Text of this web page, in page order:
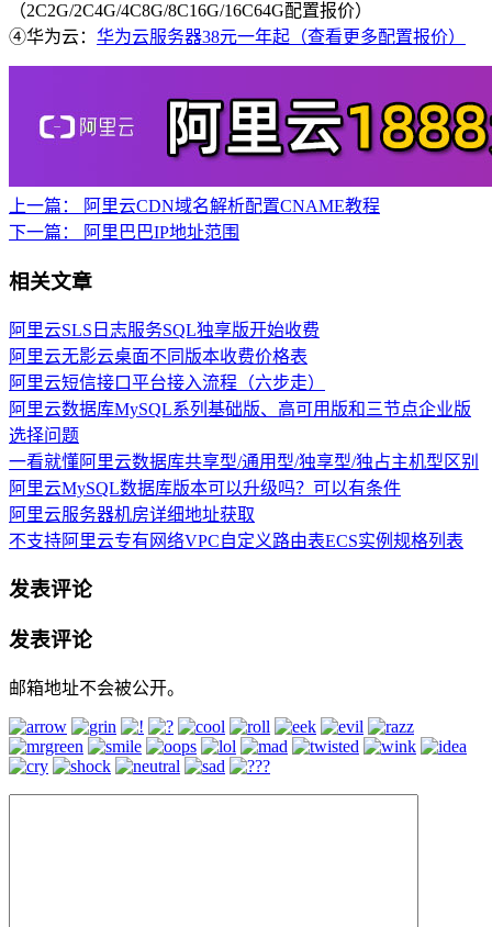
（2C2G/2C4G/4C8G/8C16G/16C64G配置报价）
④华为云： 华为云服务器38元一年起（查看更多配置报价）
上一篇：
阿里云CDN域名解析配置CNAME教程
下一篇：
阿里巴巴IP地址范围
相关文章
阿里云SLS日志服务SQL独享版开始收费
阿里云无影云桌面不同版本收费价格表
阿里云短信接口平台接入流程（六步走）
阿里云数据库MySQL系列基础版、高可用版和三节点企业版
选择问题
一看就懂阿里云数据库共享型/通用型/独享型/独占主机型区别
阿里云MySQL数据库版本可以升级吗？可以有条件
阿里云服务器机房详细地址获取
不支持阿里云专有网络VPC自定义路由表ECS实例规格列表
发表评论
发表评论
邮箱地址不会被公开。